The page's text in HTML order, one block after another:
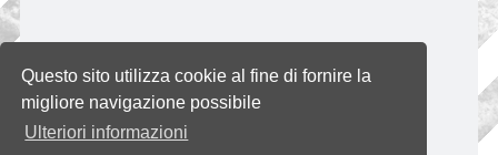
Questo sito utilizza cookie al fine di fornire la
migliore navigazione possibile
Ulteriori informazioni